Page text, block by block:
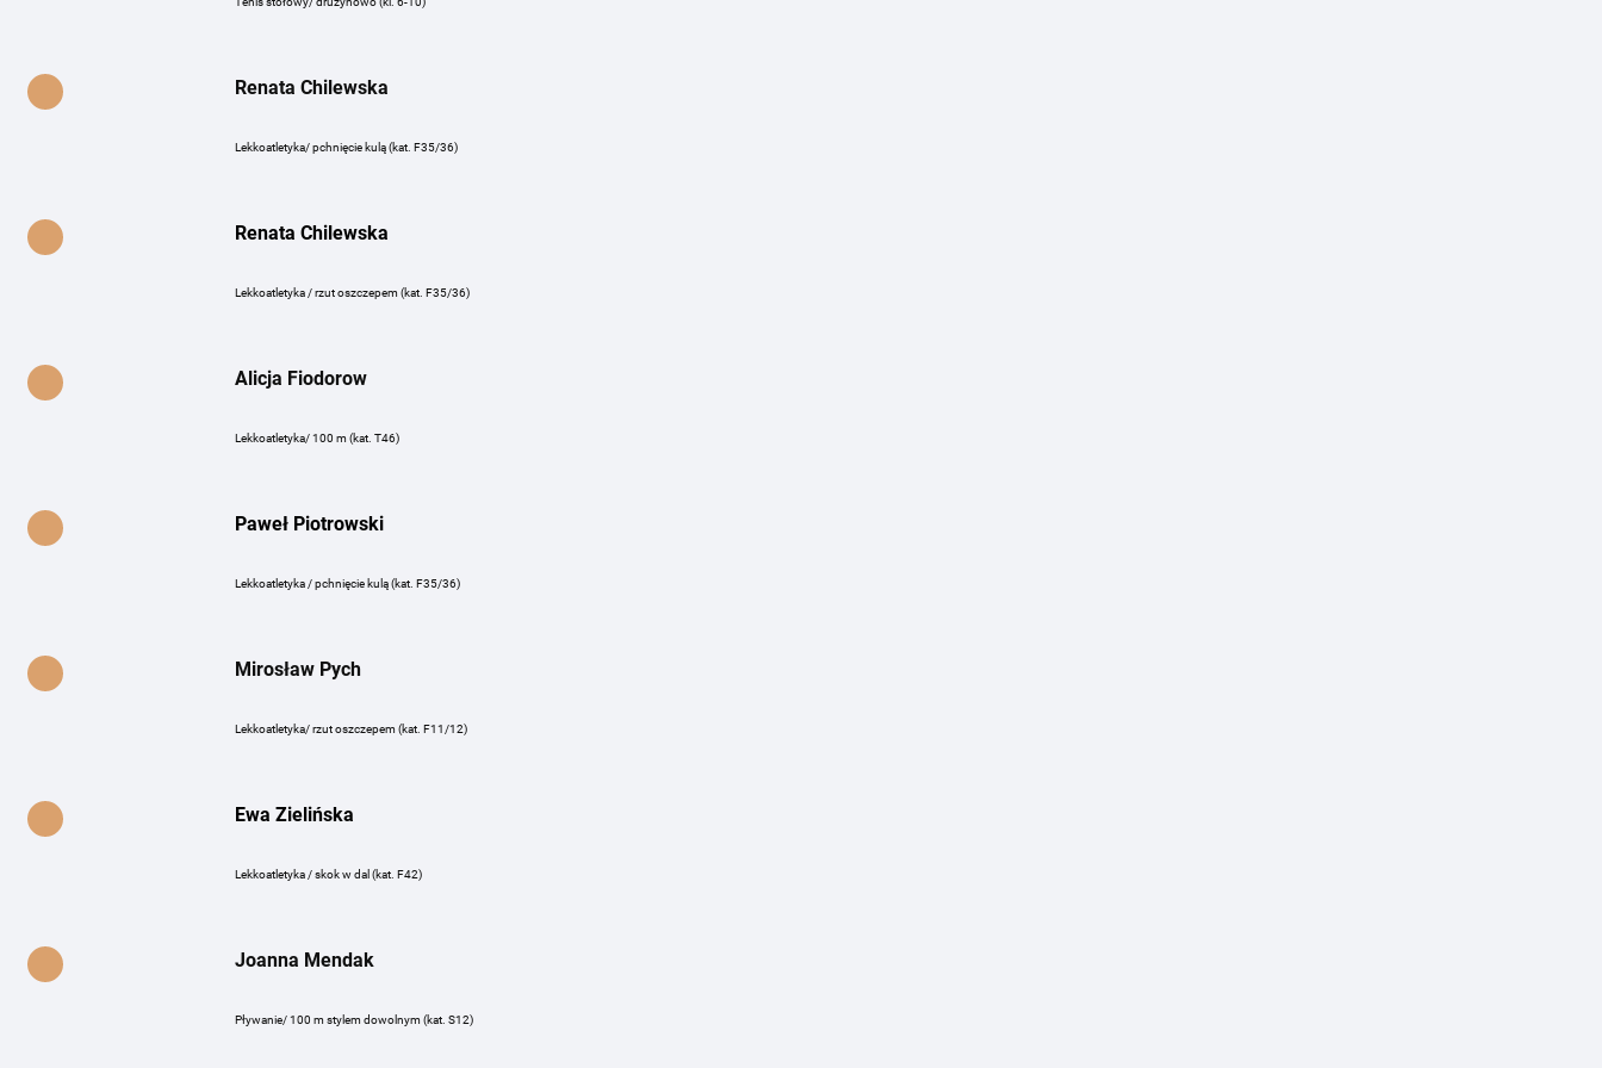
Renata Chilewska
Lekkoatletyka/ pchnięcie kulą (kat. F35/36)
Renata Chilewska
Lekkoatletyka / rzut oszczepem (kat. F35/36)
Alicja Fiodorow
Lekkoatletyka/ 100 m (kat. T46)
Paweł Piotrowski
Lekkoatletyka / pchnięcie kulą (kat. F35/36)
Mirosław Pych
Lekkoatletyka/ rzut oszczepem (kat. F11/12)
Ewa Zielińska
Lekkoatletyka / skok w dal (kat. F42)
Joanna Mendak
Pływanie/ 100 m stylem dowolnym (kat. S12)